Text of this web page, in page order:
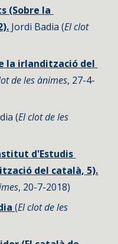
(Sobre la
Jordi Badia (El clot
la irlandització del
de les ànimes, 27-4-
(El clot de les
d'Estudis
del català, 5).
, 20-7-2018)
(El clot de les